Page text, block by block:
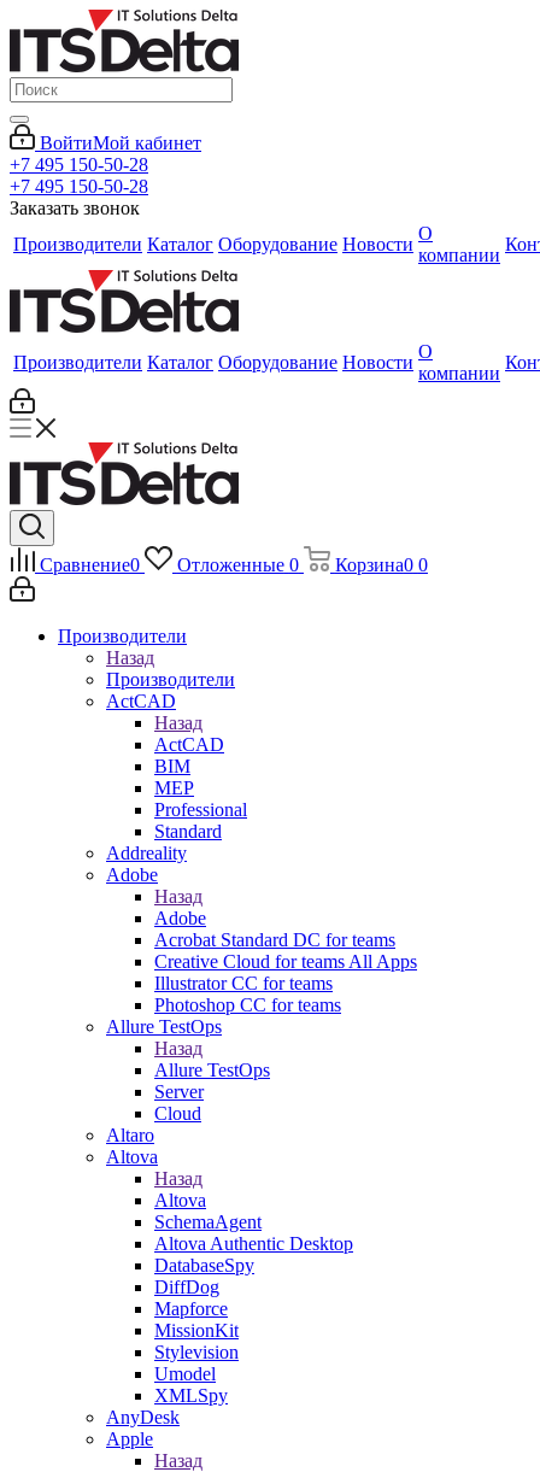
ВойтиМой кабинет
+7 495 150-50-28
+7 495 150-50-28
Заказать звонок
Производители Каталог Оборудование Новости
О
компании
Производители Каталог Оборудование Новости
О
компании
Сравнение0 Отложенные 0 Корзина0 0
Производители
Назад
Производители
ActCAD
Назад
ActCAD
BIM
MEP
Professional
Standard
Addreality
Adobe
Назад
Adobe
Acrobat Standard DC for teams
Creative Cloud for teams All Apps
Illustrator CC for teams
Photoshop CC for teams
Allure TestOps
Назад
Allure TestOps
Server
Cloud
Altaro
Altova
Назад
Altova
SchemaAgent
Altova Authentic Desktop
DatabaseSpy
DiffDog
Mapforce
MissionKit
Stylevision
Umodel
XMLSpy
AnyDesk
Apple
Назад